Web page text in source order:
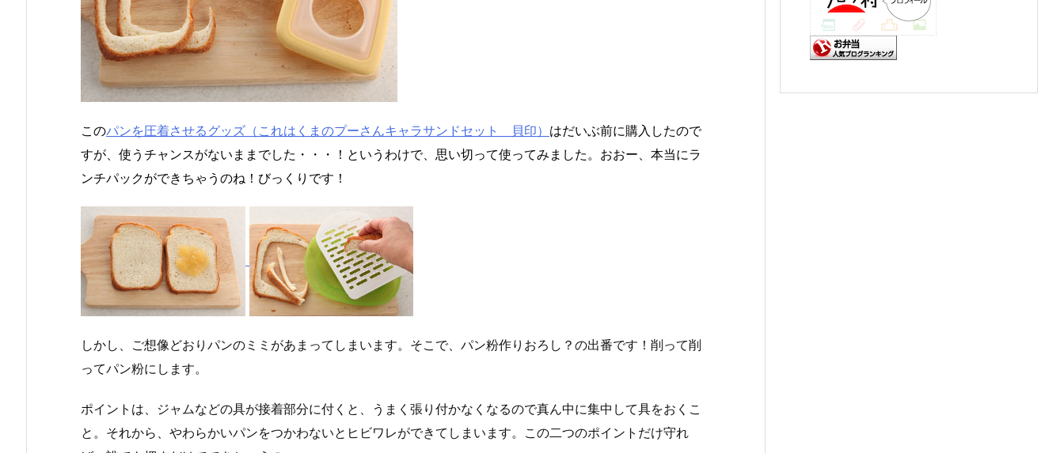
このパンを圧着させるグッズ（これはくまのプーさんキャラサンドセット 貝印） はだいぶ前に購入したので
すが、使うチャンスがないままでした・・・！というわけで、思い切って使ってみました。おおー、本当にラ
ンチパックができちゃうのね！びっくりです！
しかし、ご想像どおりパンのミミがあまってしまいます。そこで、パン粉作りおろし？の出番です！削って削
ってパン粉にします。
ポイントは、ジャムなどの具が接着部分に付くと、うまく張り付かなくなるので真ん中に集中して具をおくこ
と。それから、やわらかいパンをつかわないとヒビワレができてしまいます。この二つのポイントだけ守れ